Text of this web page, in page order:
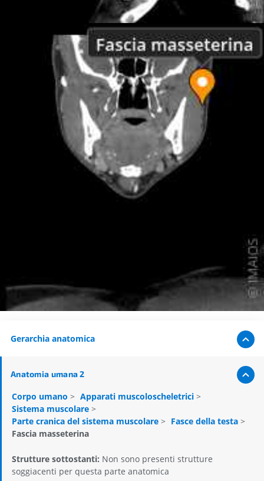
Gerarchia anatomica
Anatomia umana 2
Corpo umano > Apparati muscoloscheletrici >
Sistema muscolare >
Parte cranica del sistema muscolare > Fasce della testa >
Fascia masseterina
Strutture sottostanti: Non sono presenti strutture
soggiacenti per questa parte anatomica